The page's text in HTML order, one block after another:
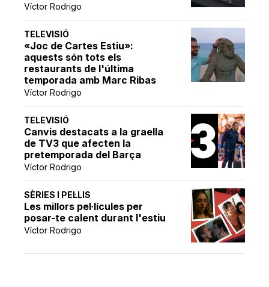
Víctor Rodrigo
TELEVISIÓ
«Joc de Cartes Estiu»:
aquests són tots els
restaurants de l'última
temporada amb Marc Ribas
Víctor Rodrigo
TELEVISIÓ
Canvis destacats a la graella
de TV3 que afecten la
pretemporada del Barça
Víctor Rodrigo
SÈRIES I PEL·LIS
Les millors pel·lícules per
posar-te calent durant l'estiu
Víctor Rodrigo